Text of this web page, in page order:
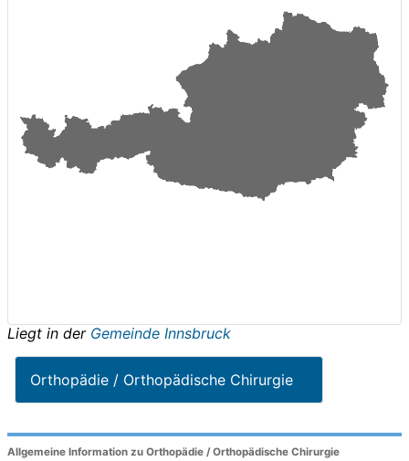
Liegt in der Gemeinde Innsbruck
Orthopädie / Orthopädische Chirurgie
Allgemeine Information zu Orthopädie / Orthopädische Chirurgie